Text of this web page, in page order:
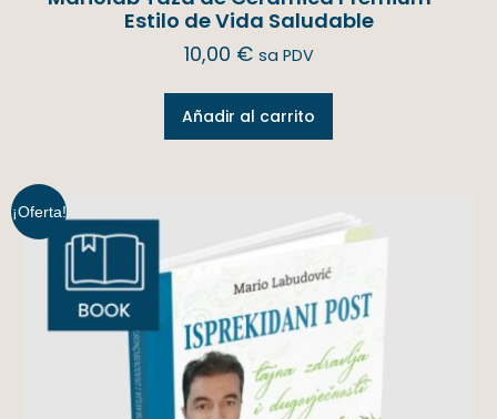
Estilo de Vida Saludable
10,00 € sa PDV
Añadir al carrito
¡Oferta!